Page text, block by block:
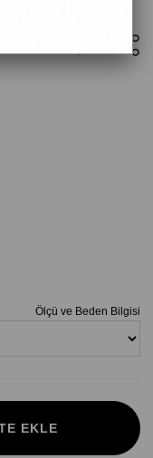
Koşu
Ölçü ve Beden Bilgisi